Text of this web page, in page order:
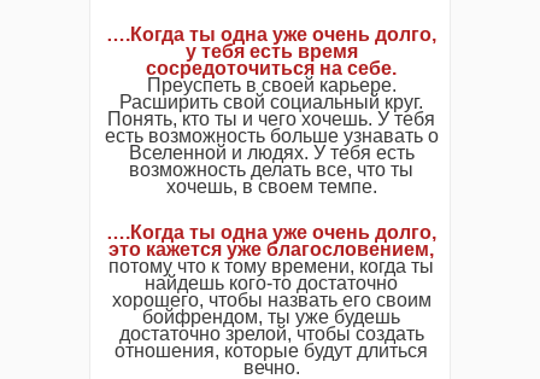
….Когда ты одна уже очень долго,
у тебя есть время
сосредоточиться на себе.
Преуспеть в своей карьере.
Расширить свой социальный круг.
Понять, кто ты и чего хочешь. У тебя
есть возможность больше узнавать о
Вселенной и людях. У тебя есть
возможность делать все, что ты
хочешь, в своем темпе.
….Когда ты одна уже очень долго,
это кажется уже благословением,
потому что к тому времени, когда ты
найдешь кого-то достаточно
хорошего, чтобы назвать его своим
бойфрендом, ты уже будешь
достаточно зрелой, чтобы создать
отношения, которые будут длиться
вечно.